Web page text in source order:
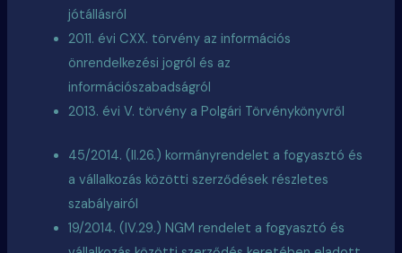
jótállásról
2011. évi CXX. törvény az információs
önrendelkezési jogról és az
információszabadságról
2013. évi V. törvény a Polgári Törvénykönyvről
45/2014. (II.26.) kormányrendelet a fogyasztó és
a vállalkozás közötti szerződések részletes
szabályairól
19/2014. (IV.29.) NGM rendelet a fogyasztó és